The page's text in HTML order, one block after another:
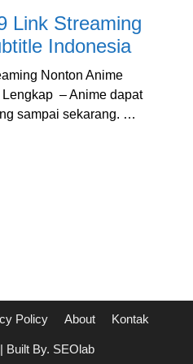
Link Streaming
Indonesia
Nonton Anime
– Anime dapat
sampai sekarang. …
Policy About Kontak
Built By. SEOlab